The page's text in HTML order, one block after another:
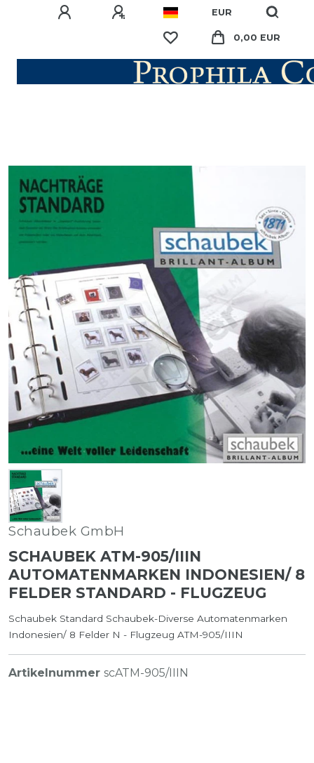
EUR
0,00 EUR
Schaubek GmbH
SCHAUBEK ATM-905/IIIN
AUTOMATENMARKEN INDONESIEN/ 8
FELDER STANDARD - FLUGZEUG
Schaubek Standard Schaubek-Diverse Automatenmarken
Indonesien/ 8 Felder N - Flugzeug ATM-905/IIIN
Artikelnummer scATM-905/IIIN